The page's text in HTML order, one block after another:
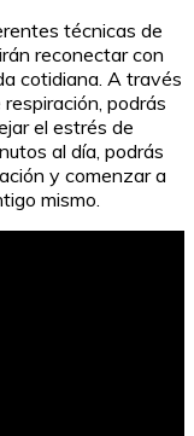
técnicas de
reconectar con
cotidiana. A través
podrás
el estrés de
al día, podrás
y comenzar a
mismo.